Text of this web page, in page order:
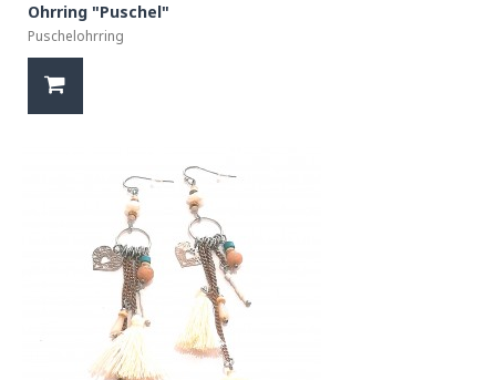
Ohrring "Puschel"
Puschelohrring